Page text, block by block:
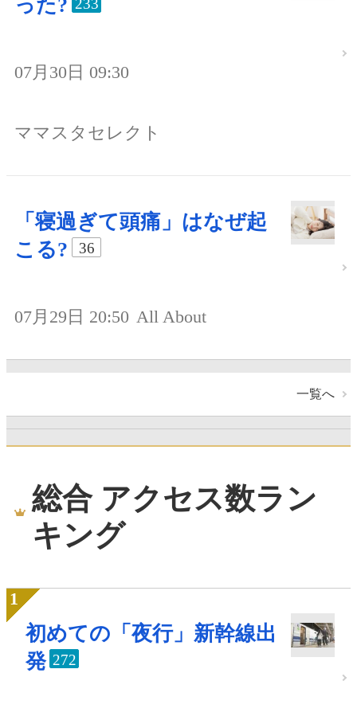
った? 233
07月30日 09:30
ママスタセレクト
「寝過ぎて頭痛」はなぜ起
こる?
36
07月29日 20:50 All About
一覧へ
総合 アクセス数ラン
キング
初めての「夜行」新幹線出
発 272